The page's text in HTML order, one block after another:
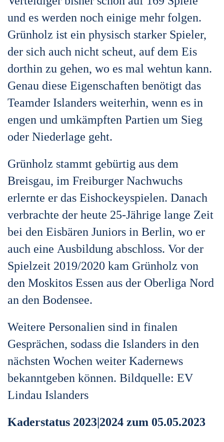
und es werden noch einige mehr folgen.
Grünholz ist ein physisch starker Spieler,
der sich auch nicht scheut, auf dem Eis
dorthin zu gehen, wo es mal wehtun kann.
Genau diese Eigenschaften benötigt das
Teamder Islanders weiterhin, wenn es in
engen und umkämpften Partien um Sieg
oder Niederlage geht.
Grünholz stammt gebürtig aus dem
Breisgau, im Freiburger Nachwuchs
erlernte er das Eishockeyspielen. Danach
verbrachte der heute 25-Jährige lange Zeit
bei den Eisbären Juniors in Berlin, wo er
auch eine Ausbildung abschloss. Vor der
Spielzeit 2019/2020 kam Grünholz von
den Moskitos Essen aus der Oberliga Nord
an den Bodensee.
Weitere Personalien sind in finalen
Gesprächen, sodass die Islanders in den
nächsten Wochen weiter Kadernews
bekanntgeben können. Bildquelle: EV
Lindau Islanders
Kaderstatus 2023|2024 zum 05.05.2023